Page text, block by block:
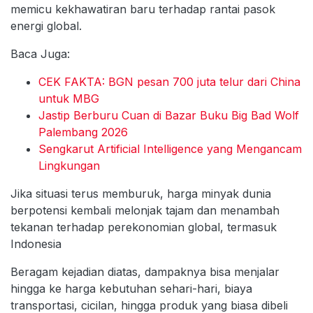
memicu kekhawatiran baru terhadap rantai pasok
energi global.
Baca Juga:
CEK FAKTA: BGN pesan 700 juta telur dari China
untuk MBG
Jastip Berburu Cuan di Bazar Buku Big Bad Wolf
Palembang 2026
Sengkarut Artificial Intelligence yang Mengancam
Lingkungan
Jika situasi terus memburuk, harga minyak dunia
berpotensi kembali melonjak tajam dan menambah
tekanan terhadap perekonomian global, termasuk
Indonesia
Beragam kejadian diatas, dampaknya bisa menjalar
hingga ke harga kebutuhan sehari-hari, biaya
transportasi, cicilan, hingga produk yang biasa dibeli